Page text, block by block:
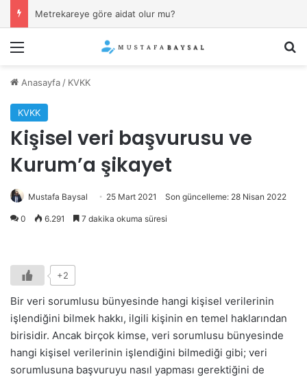
Menü
Anasayfa / KVKK
KVKK
Kişisel veri başvurusu ve
Kurum’a şikayet
Mustafa Baysal 25 Mart 2021 Son güncelleme: 28 Nisan 2022
0 6.291 7 dakika okuma süresi
+2
Bir veri sorumlusu bünyesinde hangi kişisel verilerinin
işlendiğini bilmek hakkı, ilgili kişinin en temel haklarından
birisidir. Ancak birçok kimse, veri sorumlusu bünyesinde
hangi kişisel verilerinin işlendiğini bilmediği gibi; veri
sorumlusuna başvuruyu nasıl yapması gerektiğini de